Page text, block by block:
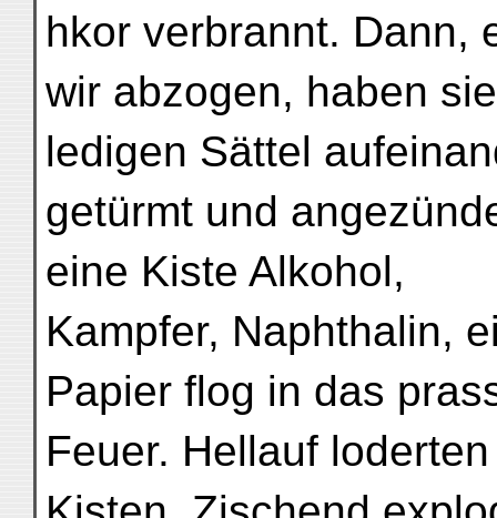
hkor verbrannt. Dann,
wir abzogen, haben
ledigen Sättel
getürmt und
eine Kiste Alkohol,
Kampfer, Naphthalin,
Papier flog in das
Feuer. Hellauf